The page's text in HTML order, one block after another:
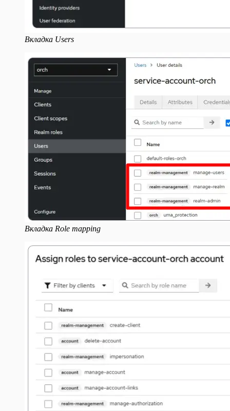
Вкладка Users
Вкладка Role mapping